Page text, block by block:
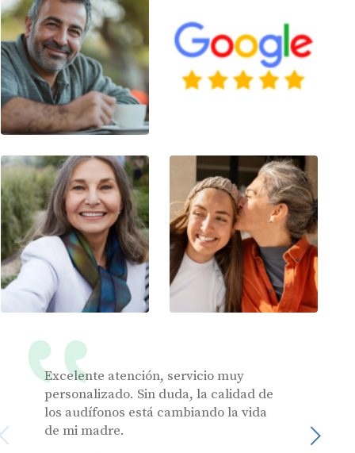
Excelente atención, servicio muy
personalizado. Sin duda, la calidad de
los audífonos está cambiando la vida
de mi madre.
Julia